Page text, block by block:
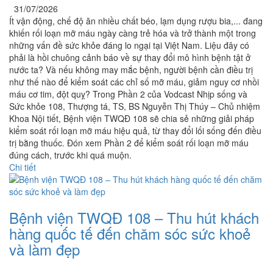
31/07/2026
Ít vận động, chế độ ăn nhiều chất béo, lạm dụng rượu bia,... đang
khiến rối loạn mỡ máu ngày càng trẻ hóa và trở thành một trong
những vấn đề sức khỏe đáng lo ngại tại Việt Nam. Liệu đây có
phải là hồi chuông cảnh báo về sự thay đổi mô hình bệnh tật ở
nước ta? Và nếu không may mắc bệnh, người bệnh cần điều trị
như thế nào để kiểm soát các chỉ số mỡ máu, giảm nguy cơ nhồi
máu cơ tim, đột quỵ? Trong Phần 2 của Vodcast Nhịp sống và
Sức khỏe 108, Thượng tá, TS, BS Nguyễn Thị Thúy – Chủ nhiệm
Khoa Nội tiết, Bệnh viện TWQĐ 108 sẽ chia sẻ những giải pháp
kiểm soát rối loạn mỡ máu hiệu quả, từ thay đổi lối sống đến điều
trị bằng thuốc. Đón xem Phần 2 để kiểm soát rối loạn mỡ máu
đúng cách, trước khi quá muộn.
Chi tiết
Bệnh viện TWQĐ 108 – Thu hút khách
hàng quốc tế đến chăm sóc sức khoẻ
và làm đẹp